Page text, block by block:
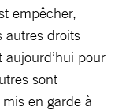
empêcher,
autres droits
pour
sont
en garde à